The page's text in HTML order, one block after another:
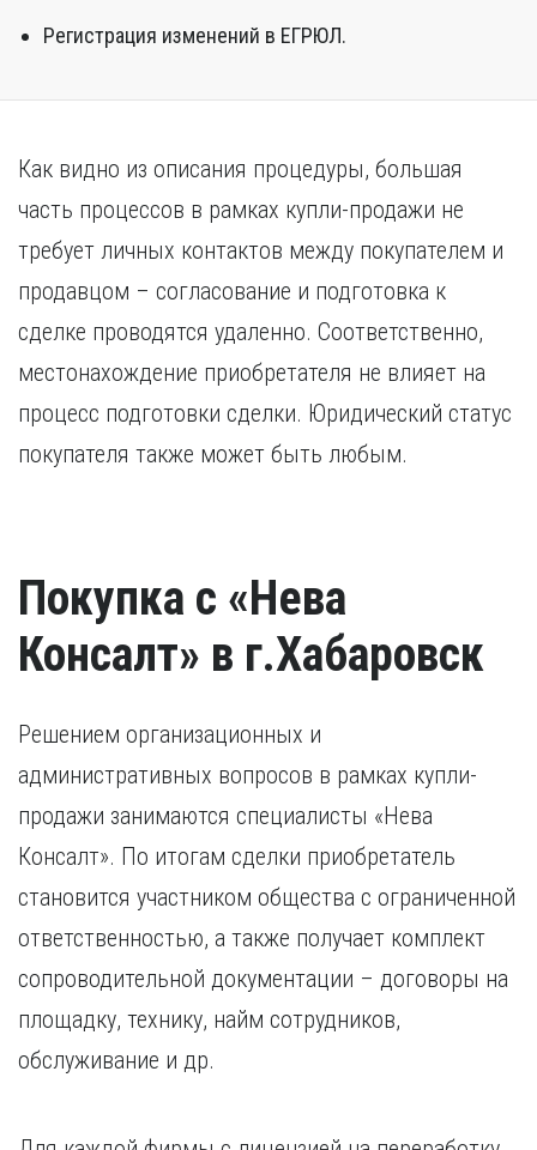
Регистрация изменений в ЕГРЮЛ.
Как видно из описания процедуры, большая
часть процессов в рамках купли-продажи не
требует личных контактов между покупателем и
продавцом – согласование и подготовка к
сделке проводятся удаленно. Соответственно,
местонахождение приобретателя не влияет на
процесс подготовки сделки. Юридический статус
покупателя также может быть любым.
Покупка с «Нева
Консалт» в г.Хабаровск
Решением организационных и
административных вопросов в рамках купли-
продажи занимаются специалисты «Нева
Консалт». По итогам сделки приобретатель
становится участником общества с ограниченной
ответственностью, а также получает комплект
сопроводительной документации – договоры на
площадку, технику, найм сотрудников,
обслуживание и др.